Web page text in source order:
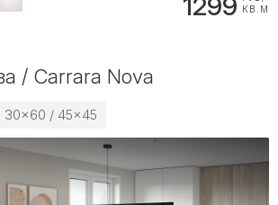
1299 КВ.М
/ Carrara Nova
30x60 / 45x45